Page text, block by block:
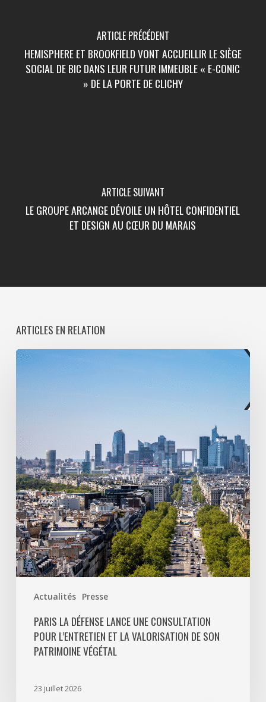
ARTICLE PRÉCÉDENT
HEMISPHERE ET BROOKFIELD VONT ACCUEILLIR LE SIÈGE
SOCIAL DE BIC DANS LEUR FUTUR IMMEUBLE « E-CONIC
» DE LA PORTE DE CLICHY
ARTICLE SUIVANT
LE GROUPE ARCANGE DÉVOILE UN HÔTEL CONFIDENTIEL
ET DESIGN AU CŒUR DU MARAIS
ARTICLES EN RELATION
Actualités Presse
Paris
La
consultation
pour
l’entretien
et
la
valorisation
de
son
patrimoine
végétal
PARIS LA DÉFENSE LANCE UNE CONSULTATION
POUR L’ENTRETIEN ET LA VALORISATION DE SON
PATRIMOINE VÉGÉTAL
23 juillet 2026